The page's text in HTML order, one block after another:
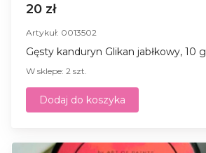
20 zł
Artykuł: 0013502
Gęsty kanduryn Glikan jabłkowy, 10 g
W sklepe: 2 szt.
Dodaj do koszyka